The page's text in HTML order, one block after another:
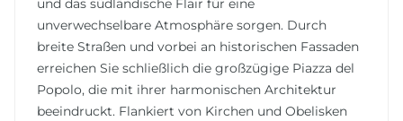
und das südländische Flair für eine
unverwechselbare Atmosphäre sorgen. Durch
breite Straßen und vorbei an historischen Fassaden
erreichen Sie schließlich die großzügige Piazza del
Popolo, die mit ihrer harmonischen Architektur
beeindruckt. Flankiert von Kirchen und Obelisken